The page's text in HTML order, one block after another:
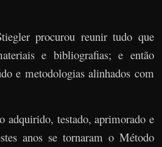
procurou reunir tudo que
e bibliografias; e então
e metodologias alinhados com
adquirido, testado, aprimorado e
anos se tornaram o Método